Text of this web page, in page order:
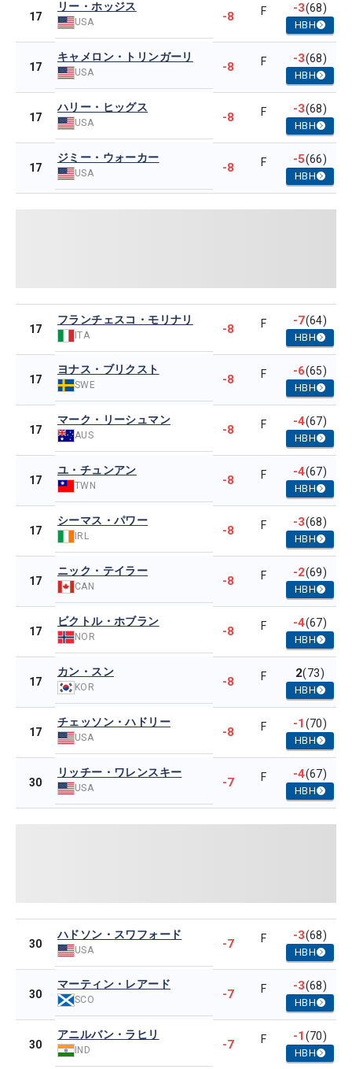
17
リー・ホッジス
USA -8 F -3(68)
HBH
17
キャメロン・トリンガーリ
USA -8 F -3(68)
HBH
17
ハリー・ヒッグス
USA -8 F -3(68)
HBH
17
ジミー・ウォーカー
USA -8 F -5(66)
HBH
17
フランチェスコ・モリナリ
ITA -8 F -7(64)
HBH
17
ヨナス・ブリクスト
SWE -8 F -6(65)
HBH
17
マーク・リーシュマン
AUS -8 F -4(67)
HBH
17
ユ・チュンアン
TWN -8 F -4(67)
HBH
17
シーマス・パワー
IRL -8 F -3(68)
HBH
17
ニック・テイラー
CAN -8 F -2(69)
HBH
17
ビクトル・ホブラン
NOR -8 F -4(67)
HBH
17
カン・スン
KOR -8 F 2(73)
HBH
17
チェッソン・ハドリー
USA -8 F -1(70)
HBH
30
リッチー・ワレンスキー
USA -7 F -4(67)
HBH
30
ハドソン・スワフォード
USA -7 F -3(68)
HBH
30
マーティン・レアード
SCO -7 F -3(68)
HBH
30
アニルバン・ラヒリ
IND -7 F -1(70)
HBH